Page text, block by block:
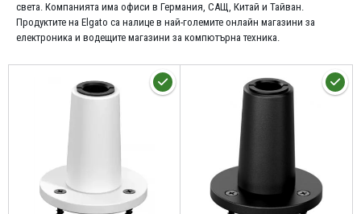
света. Компанията има офиси в Германия, САЩ, Китай и Тайван.
Продуктите на Elgato са налице в най-големите онлайн магазини за
електроника и водещите магазини за компютърна техника.